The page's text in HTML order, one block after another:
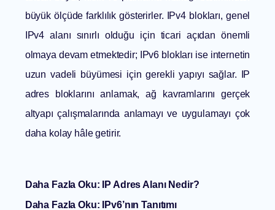
büyük ölçüde farklılık gösterirler. IPv4 blokları, genel
IPv4 alanı sınırlı olduğu için ticari açıdan önemli
olmaya devam etmektedir; IPv6 blokları ise internetin
uzun vadeli büyümesi için gerekli yapıyı sağlar. IP
adres bloklarını anlamak, ağ kavramlarını gerçek
altyapı çalışmalarında anlamayı ve uygulamayı çok
daha kolay hâle getirir.
Daha Fazla Oku:
IP Adres Alanı Nedir?
Daha Fazla Oku:
IPv6’nın Tanıtımı